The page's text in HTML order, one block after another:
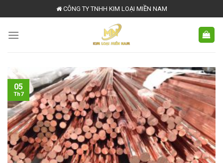
to
content
CÔNG TY TNHH KIM LOẠI MIỀN NAM
05
Th7